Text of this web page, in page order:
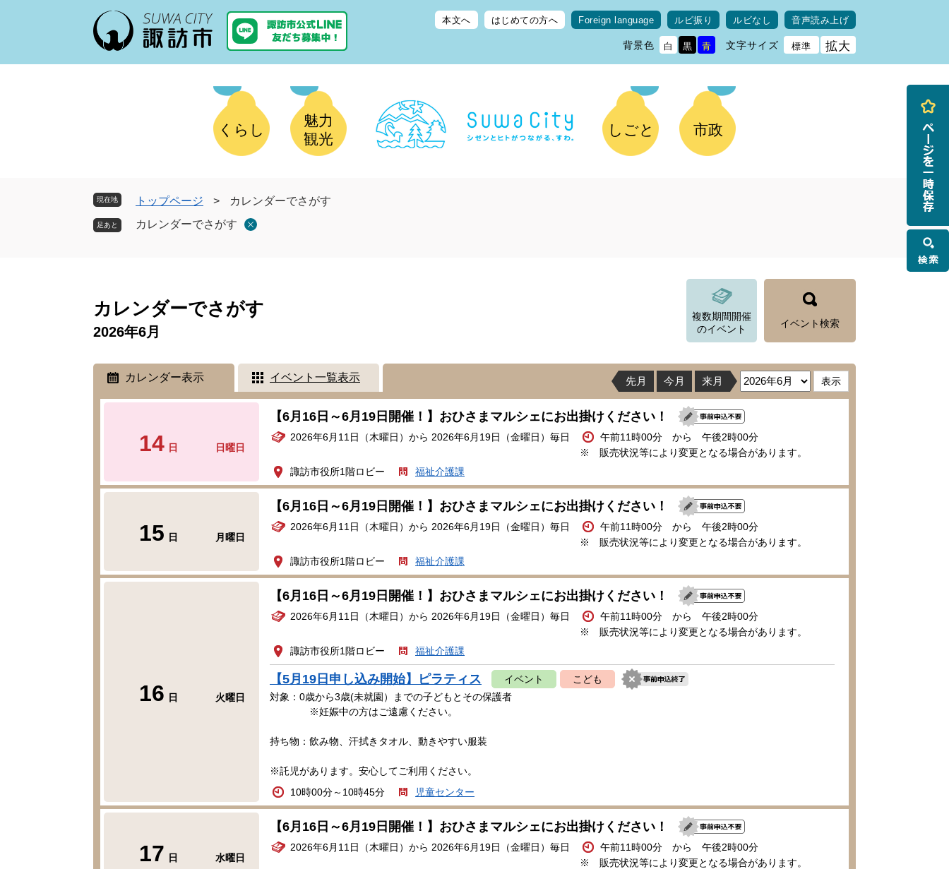
本文へ はじめての方へ Foreign language ルビ振り ルビなし 音声読み上げ
背景色 白 黒 青 文字サイズ 標準 拡大
くらし
魅力
観光
しごと 市政
現在地 トップページ >
カレンダーでさがす
カレンダーでさがす
文
カレンダーでさがす
複数期間開催
のイベント
イベント検索
2026年6月
カレンダー表示 イベント一覧表示 先月 今月 来月
14 日 日曜日
【6月16日～6月19日開催！】おひさまマルシェにお出掛けください！
2026年6月11日（木曜日）から 2026年6月19日（金曜日）毎日
午前11時00分 から 午後2時00分
※ 販売状況等により変更となる場合があります。
諏訪市役所1階ロビー
福祉介護課
15 日 月曜日
【6月16日～6月19日開催！】おひさまマルシェにお出掛けください！
2026年6月11日（木曜日）から 2026年6月19日（金曜日）毎日
午前11時00分 から 午後2時00分
※ 販売状況等により変更となる場合があります。
諏訪市役所1階ロビー
福祉介護課
16 日 火曜日
【6月16日～6月19日開催！】おひさまマルシェにお出掛けください！
2026年6月11日（木曜日）から 2026年6月19日（金曜日）毎日
午前11時00分 から 午後2時00分
※ 販売状況等により変更となる場合があります。
諏訪市役所1階ロビー
福祉介護課
【5月19日申し込み開始】ピラティス イベント
こども
対象：0歳から3歳(未就園）までの子どもとその保護者
※妊娠中の方はご遠慮ください。
持ち物：飲み物、汗拭きタオル、動きやすい服装
※託児があります。安心してご利用ください。
10時00分～10時45分
児童センター
17 日 水曜日
【6月16日～6月19日開催！】おひさまマルシェにお出掛けください！
2026年6月11日（木曜日）から 2026年6月19日（金曜日）毎日
午前11時00分 から 午後2時00分
※ 販売状況等により変更となる場合があります。